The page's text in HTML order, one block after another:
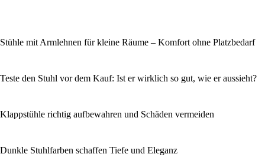
Stühle mit Armlehnen für kleine Räume – Komfort ohne Platzbedarf
Teste den Stuhl vor dem Kauf: Ist er wirklich so gut, wie er aussieht?
Klappstühle richtig aufbewahren und Schäden vermeiden
Dunkle Stuhlfarben schaffen Tiefe und Eleganz